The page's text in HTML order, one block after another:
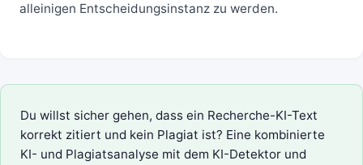
alleinigen Entscheidungsinstanz zu werden.
Du willst sicher gehen, dass ein Recherche-KI-Text
korrekt zitiert und kein Plagiat ist? Eine kombinierte
KI- und Plagiatsanalyse mit dem KI-Detektor und